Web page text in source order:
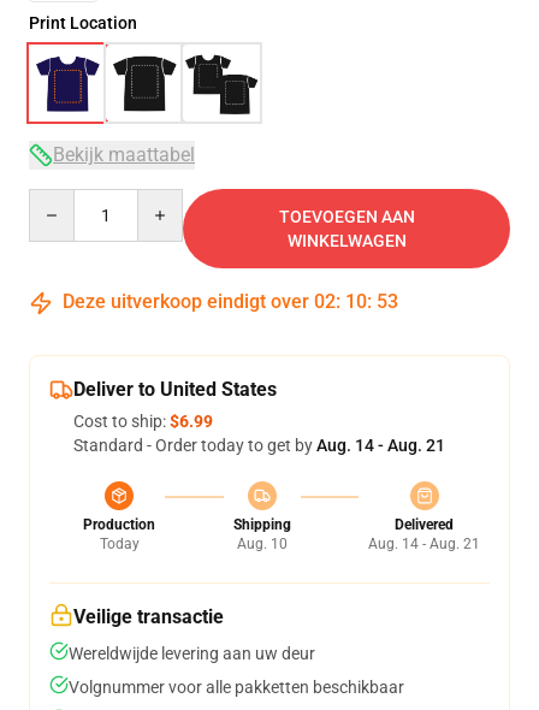
Print Location
Bekijk maattabel
TOEVOEGEN AAN
WINKELWAGEN
Deze uitverkoop eindigt over 02: 10: 53
Deliver to United States
Cost to ship:$6.99
Standard - Order today to get byAug. 14 - Aug. 21
Production
Today
Shipping
Aug. 10
Delivered
Aug. 14 - Aug. 21
Veilige transactie
Wereldwijde levering aan uw deur
Volgnummer voor alle pakketten beschikbaar